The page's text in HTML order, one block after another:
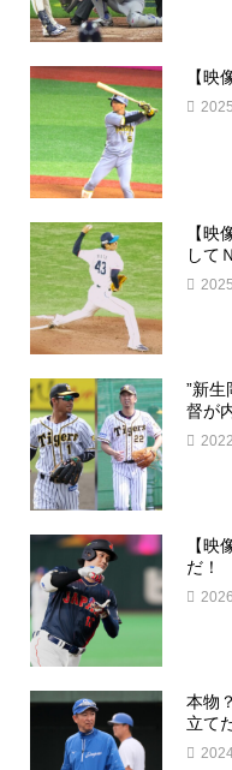
【映
【映
して
”新生
督が
【映
だ！
本物
立て